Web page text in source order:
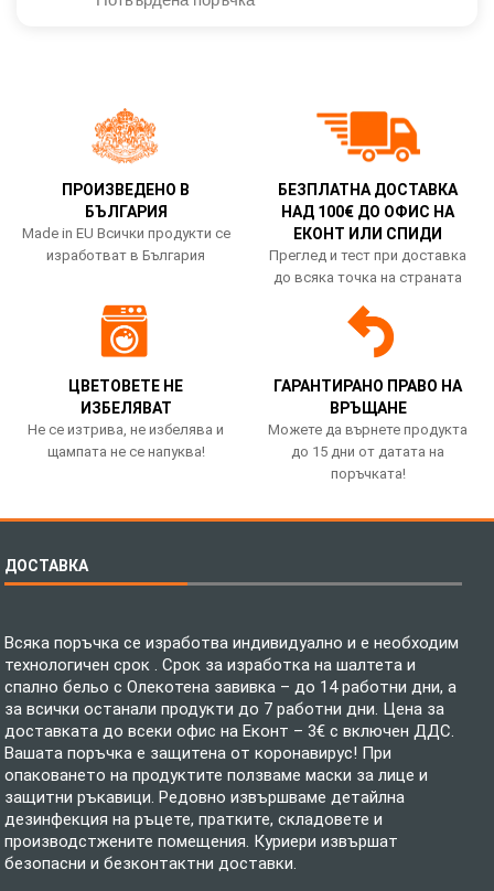
ПРОИЗВЕДЕНО В
БЪЛГАРИЯ
Made in EU Всички продукти се
изработват в България
БЕЗПЛАТНА ДОСТАВКА
НАД 100€ ДО ОФИС НА
ЕКОНТ ИЛИ СПИДИ
Преглед и тест при доставка
до всяка точка на страната
ЦВЕТОВЕТЕ НЕ
ИЗБЕЛЯВАТ
Не се изтрива, не избелява и
щампата не се напуква!
ГАРАНТИРАНО ПРАВО НА
ВРЪЩАНЕ
Можете да върнете продукта
до 15 дни от датата на
поръчката!
ДОСТАВКА
Всяка поръчка се изработва индивидуално и е необходим
технологичен срок . Срок за изработка на шалтета и
спално бельо с Олекотена завивка – до 14 работни дни, а
за всички останали продукти до 7 работни дни. Цена за
доставката до всеки офис на Еконт – 3€ с включен ДДС.
Вашата поръчка е защитена от коронавирус! При
опаковането на продуктите ползваме маски за лице и
защитни ръкавици. Редовно извършваме детайлна
дезинфекция на ръцете, пратките, складовете и
производстжените помещения. Куриери извършат
безопасни и безконтактни доставки.